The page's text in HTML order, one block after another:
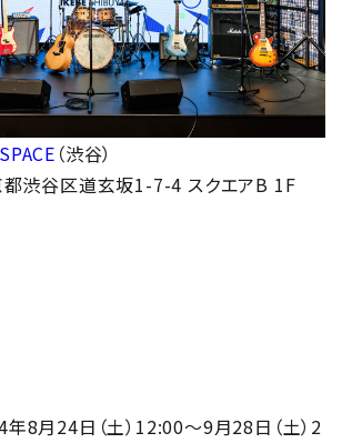
（渋谷）
渋谷区道玄坂1-7-4 スクエアB 1F
年8月24日（土）12:00～9月28日（土）2